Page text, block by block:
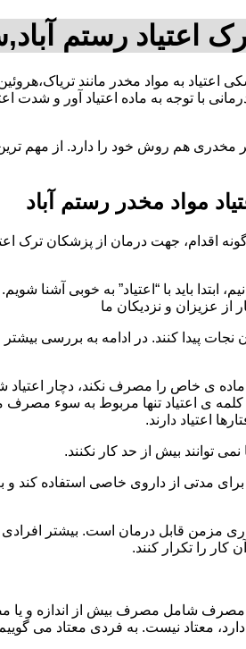
اعتیاد رستم
اعتیاد به مواد مخدر مانند
با توجه به ماده اعتیاد آور و
مخدری هم روش خود را دارد. از مهم ترین
مواد مخدر رستم آباد
اقدام، جهت درمان از پزشکان ترک
باید با “اعتیاد” به خوبی آشنا شویم.
عزیزان و نزدیکان ما
نجات پیدا کنند. در ادامه به بررسی
ماده ی خاص را مصرف نکند، دچار
ی اعتیاد تنها مربوط به سوء مصرف
اعتیاد دارند.
نمی توانند بیش از حد کار نکنند.
مدتی از داروی خاصی استفاده کند و
مزمن قابل درمان است. بیشتر افرادی
کار را تکرار کنند.
شامل مصرف بیش از اندازه و
معتاد نیست. به فردی معتاد می